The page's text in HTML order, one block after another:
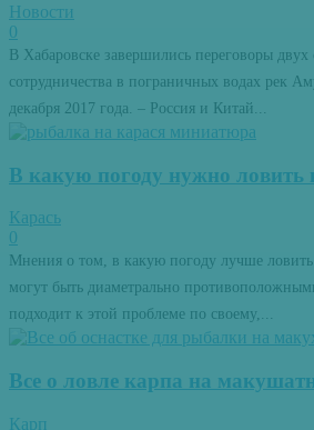
Новости
0
В Хабаровске завершились переговоры
сотрудничества в пограничных водах рек
декабря 2017 года. – Россия и Китай...
В какую погоду нужно ловить
Карась
0
Мнения о том, в какую погоду лучше ловить
могут быть диаметрально
подходит к этой проблеме по своему,...
Все о ловле карпа на
Карп